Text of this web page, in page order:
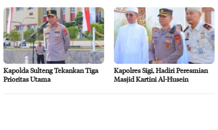
Kapolda Sulteng Tekankan Tiga
Prioritas Utama
Kapolres Sigi, Hadiri Peresmian
Masjid Kartini Al-Husein